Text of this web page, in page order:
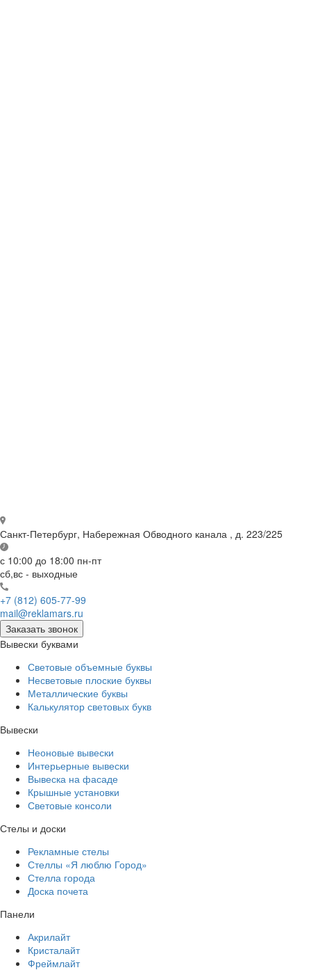
Санкт-Петербург, Набережная Обводного канала , д. 223/225
с 10:00 до 18:00 пн-пт
сб,вс - выходные
+7 (812) 605-77-99
mail@reklamars.ru
Заказать звонок
Вывески буквами
Световые объемные буквы
Несветовые плоские буквы
Металлические буквы
Калькулятор световых букв
Вывески
Неоновые вывески
Интерьерные вывески
Вывеска на фасаде
Крышные установки
Световые консоли
Стелы и доски
Рекламные стелы
Стеллы «Я люблю Город»
Стелла города
Доска почета
Панели
Акрилайт
Кристалайт
Фреймлайт